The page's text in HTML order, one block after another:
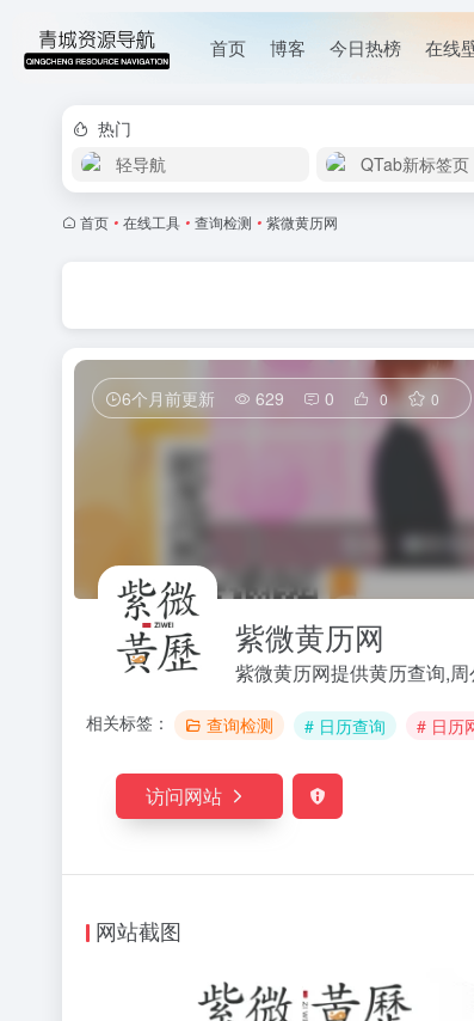
首页 博客 今日热榜 在线
热门
轻导航
QTab新标签页
首页 • 在线工具 • 查询检测 • 紫微黄历网
6个月前更新 629 0 0 0
紫微黄历网
紫微黄历网提供黄历查询,
相关标签： 查询检测 # 日历查询 # 日历
访问网站
网站截图